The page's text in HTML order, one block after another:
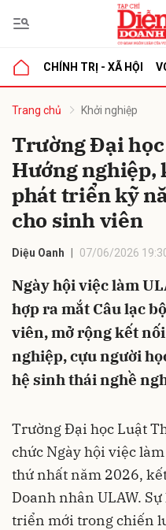
CHÍNH TRỊ - XÃ HỘI
Trang chủ Khởi nghiệp
Trường Đại
Hướng nghiệp,
phát triển kỹ
cho sinh viên
Diệu Oanh 07/06/2026
Ngày hội việc làm
hợp ra mắt Câu lạc
viên, mở rộng kết
nghiệp, cựu người
hệ sinh thái nghề
Trường Đại học Luật
chức Ngày hội việc
thứ nhất năm 2026,
Doanh nhân ULAW.
triển mới trong chiến
luận